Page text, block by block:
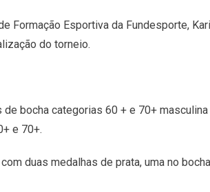
Formação Esportiva da Fundesporte,
do torneio.
bocha categorias 60 + e 70+
e 70+.
duas medalhas de prata, uma no